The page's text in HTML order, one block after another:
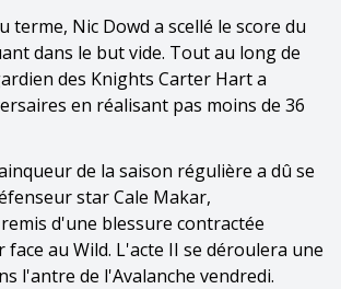
terme, Nic Dowd a scellé le score du
dans le but vide. Tout au long de
des Knights Carter Hart a
en réalisant pas moins de 36
de la saison régulière a dû se
star Cale Makar,
d'une blessure contractée
face au Wild. L'acte II se déroulera une
l'antre de l'Avalanche vendredi.